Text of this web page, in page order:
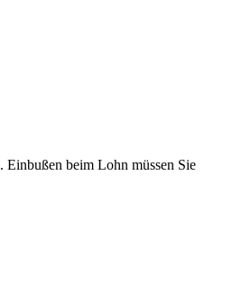
. Einbußen beim Lohn müssen Sie